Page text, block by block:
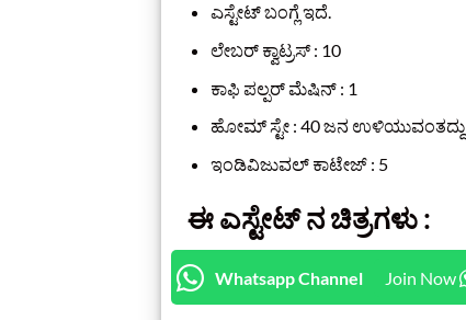
ಎಸ್ಟೇಟ್‌ ಬಂಗ್ಲೆ ಇದೆ.
ಲೇಬರ್‌ ಕ್ವಾಟ್ರಸ್‌ : 10
ಕಾಫಿ ಪಲ್ಪರ್ ಮೆಷಿನ್‌ : 1
ಹೋಮ್‌ ಸ್ಟೇ : 40 ಜನ ಉಳಿಯುವಂತದ್ದು
ಇಂಡಿವಿಜುವಲ್ ಕಾಟೇಜ್ : 5
ಈ ಎಸ್ಟೇಟ್ ನಚಿತ್ರಗಳು :
Whatsapp Channel Join Now